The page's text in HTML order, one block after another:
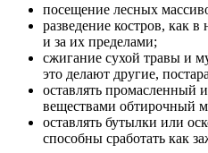
посещение лесных
разведение костров, как
и за их пределами;
сжигание сухой травы и
это делают другие,
оставлять
веществами обтирочный
оставлять бутылки или
способны сработать как